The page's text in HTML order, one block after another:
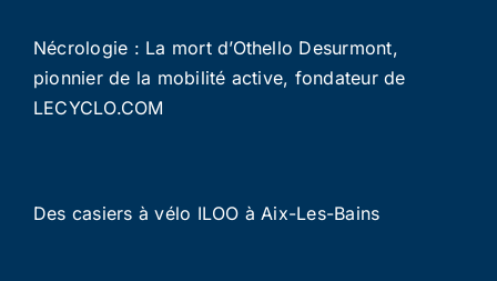
Nécrologie : La mort d’Othello Desurmont,
pionnier de la mobilité active, fondateur de
LECYCLO.COM
Des casiers à vélo ILOO à Aix-Les-Bains